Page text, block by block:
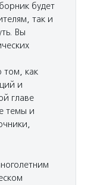
будет
так и
Вы
том, как
и
главе
темы и